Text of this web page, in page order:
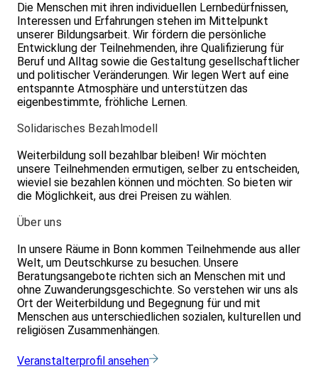
Die Menschen mit ihren individuellen Lernbedürfnissen,
Interessen und Erfahrungen stehen im Mittelpunkt
unserer Bildungsarbeit. Wir fördern die persönliche
Entwicklung der Teilnehmenden, ihre Qualifizierung für
Beruf und Alltag sowie die Gestaltung gesellschaftlicher
und politischer Veränderungen. Wir legen Wert auf eine
entspannte Atmosphäre und unterstützen das
eigenbestimmte, fröhliche Lernen.
Solidarisches Bezahlmodell
Weiterbildung soll bezahlbar bleiben! Wir möchten
unsere Teilnehmenden ermutigen, selber zu entscheiden,
wieviel sie bezahlen können und möchten. So bieten wir
die Möglichkeit, aus drei Preisen zu wählen.
Über uns
In unsere Räume in Bonn kommen Teilnehmende aus aller
Welt, um Deutschkurse zu besuchen. Unsere
Beratungsangebote richten sich an Menschen mit und
ohne Zuwanderungsgeschichte. So verstehen wir uns als
Ort der Weiterbildung und Begegnung für und mit
Menschen aus unterschiedlichen sozialen, kulturellen und
religiösen Zusammenhängen.
Veranstalterprofil ansehen